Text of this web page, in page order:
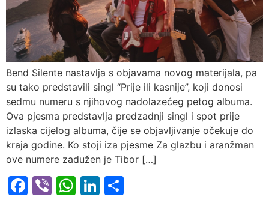
Bend Silente nastavlja s objavama novog materijala, pa
su tako predstavili singl “Prije ili kasnije”, koji donosi
sedmu numeru s njihovog nadolazećeg petog albuma.
Ova pjesma predstavlja predzadnji singl i spot prije
izlaska cijelog albuma, čije se objavljivanje očekuje do
kraja godine. Ko stoji iza pjesme Za glazbu i aranžman
ove numere zadužen je Tibor […]
Facebook
ViberWhatsApp
LinkedIn